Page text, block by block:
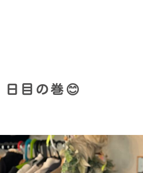
日目の巻😊